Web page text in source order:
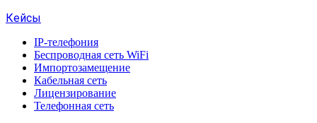
Кейсы
IP-телефония
Беспроводная сеть WiFi
Импортозамещение
Кабельная сеть
Лицензирование
Телефонная сеть